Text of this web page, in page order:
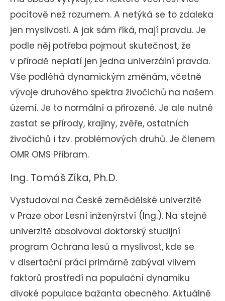
pocitově než rozumem. A netýká se to zdaleka
jen myslivosti. A jak sám říká, mají pravdu. Je
podle něj potřeba pojmout skutečnost, že
v přírodě neplatí jen jedna univerzální pravda.
Vše podléhá dynamickým změnám, včetně
vývoje druhového spektra živočichů na našem
území. Je to normální a přirozené. Je ale nutné
zastat se přírody, krajiny, zvěře, ostatních
živočichů i tzv. problémových druhů. Je členem
OMR OMS Příbram.
Ing. Tomáš Zíka, Ph.D.
Vystudoval na České zemědělské univerzitě
v Praze obor Lesní inženýrství (Ing.). Na stejné
univerzitě absolvoval doktorský studijní
program Ochrana lesů a myslivost, kde se
v disertační práci primárně zabýval vlivem
faktorů prostředí na populační dynamiku
divoké populace bažanta obecného. Aktuálně